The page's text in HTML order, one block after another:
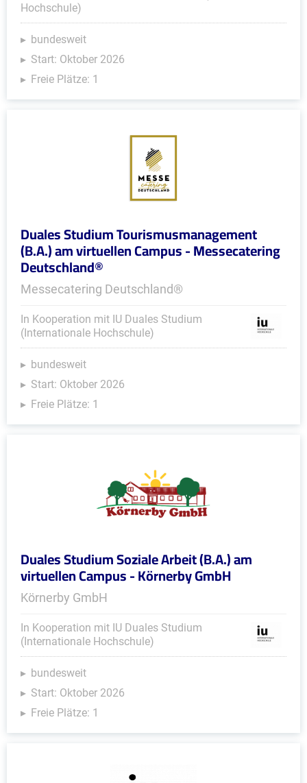
Hochschule)
bundesweit
Start: Oktober 2026
Freie Plätze: 1
Duales Studium Tourismusmanagement
(B.A.) am virtuellen Campus - Messecatering
Deutschland®
Messecatering Deutschland®
In Kooperation mit IU Duales Studium
(Internationale Hochschule)
bundesweit
Start: Oktober 2026
Freie Plätze: 1
Duales Studium Soziale Arbeit (B.A.) am
virtuellen Campus - Körnerby GmbH
Körnerby GmbH
In Kooperation mit IU Duales Studium
(Internationale Hochschule)
bundesweit
Start: Oktober 2026
Freie Plätze: 1